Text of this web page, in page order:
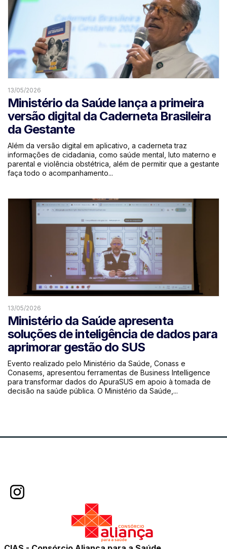
13/05/2026
Ministério da Saúde lança a primeira
versão digital da Caderneta Brasileira
da Gestante
Além da versão digital em aplicativo, a caderneta traz
informações de cidadania, como saúde mental, luto materno e
parental e violência obstétrica, além de permitir que a gestante
faça todo o acompanhamento...
13/05/2026
Ministério da Saúde apresenta
soluções de inteligência de dados para
aprimorar gestão do SUS
Evento realizado pelo Ministério da Saúde, Conass e
Conasems, apresentou ferramentas de Business Intelligence
para transformar dados do ApuraSUS em apoio à tomada de
decisão na saúde pública. O Ministério da Saúde,...